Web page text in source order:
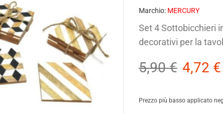
Marchio: MERCURY
Set 4 Sottobicchieri
decorativi per la
5,90€ 4,72 €
Prezzo più basso applicato